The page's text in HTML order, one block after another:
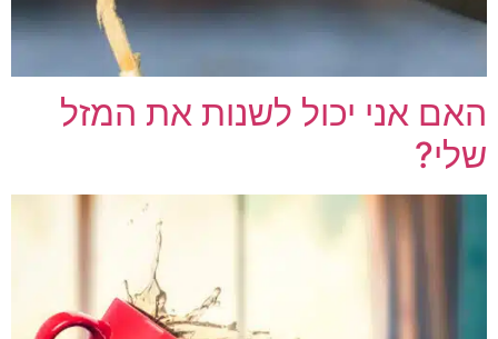
האם אני יכול לשנות את המזל
שלי?